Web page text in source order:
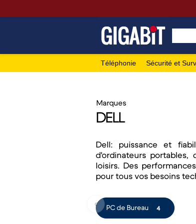
Téléphonie Sécurité et
Marques
DELL
Dell: puissance et
d'ordinateurs
loisirs. Des
pour tous vos besoins
‹ PC de Bureau 4